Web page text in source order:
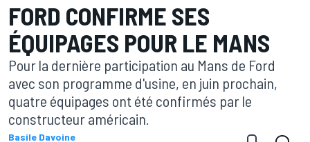
FORD CONFIRME SES
ÉQUIPAGES POUR LE MANS
Pour la dernière participation au Mans de Ford
avec son programme d'usine, en juin prochain,
quatre équipages ont été confirmés par le
constructeur américain.
Basile Davoine